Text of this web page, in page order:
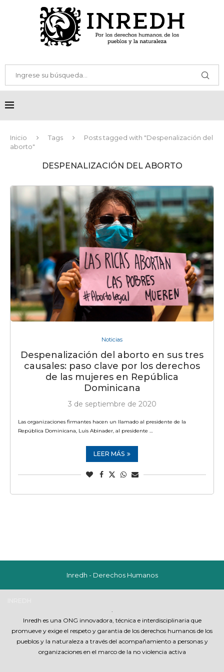
Inicio Tags
Posts tagged with "Despenalización del
aborto"
DESPENALIZACIÓN DEL ABORTO
Noticias
Despenalización del aborto en sus tres
causales: paso clave por los derechos
de las mujeres en República
Dominicana
3 de septiembre de 2020
Las organizaciones firmantes hacen un llamado al presidente de la
República Dominicana, Luis Abinader, al presidente …
LEER MÁS
Inredh - Derechos Humanos
Inredh es una ONG innovadora, técnica e interdisciplinaria que
promueve y exige el respeto y garantia de los derechos humanos de los
pueblos y la naturaleza a través del acompañamiento a personas y
organizaciones en el marco de la no violencia activa